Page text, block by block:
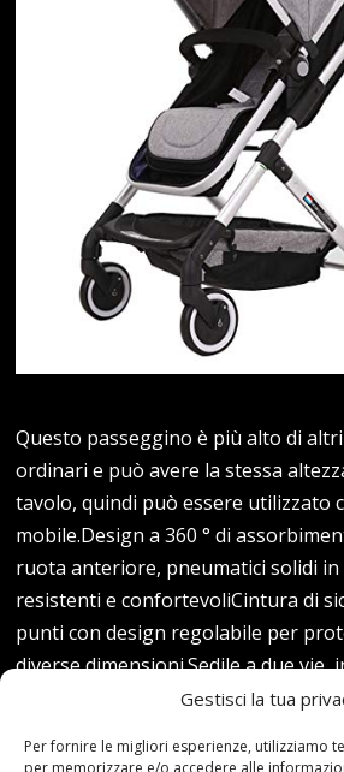
Gestisci la tua
Per fornire le migliori esperienze, utilizziamo
per memorizzare e/o accedere alle
Questo passeggino è più alto di
ordinari e può avere la stessa
tavolo, quindi può essere utilizzato
mobile.Design a 360 ° di
ruota anteriore, pneumatici solidi
resistenti e confortevoliCintura di
punti con design regolabile per
diverse dimensioni.Sedile a due vie,
con il bambino, facile…
Read more...